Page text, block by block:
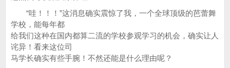
“哇！！！”这消息确实震惊了我，一个全球顶级的芭蕾舞
学校，能每年都
给我们这种在国内都算二流的学校参观学习的机会，确实让人
诧异！看来这位司
马学长确实有些手腕！不然还能是什么理由呢？